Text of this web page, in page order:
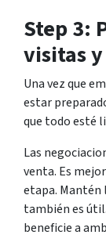
Step 3:
visitas
Una vez que
estar
que todo esté
Las
venta. Es
etapa. Mantén
también es
beneficie a